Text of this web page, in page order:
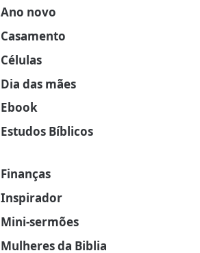
Ano novo
Casamento
Células
Dia das mães
Ebook
Estudos Bíblicos
Finanças
Inspirador
Mini-sermões
Mulheres da Biblia